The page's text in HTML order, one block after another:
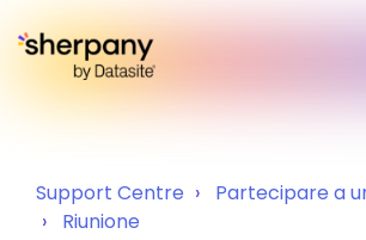
Support Centre
Partecipare a
Riunione